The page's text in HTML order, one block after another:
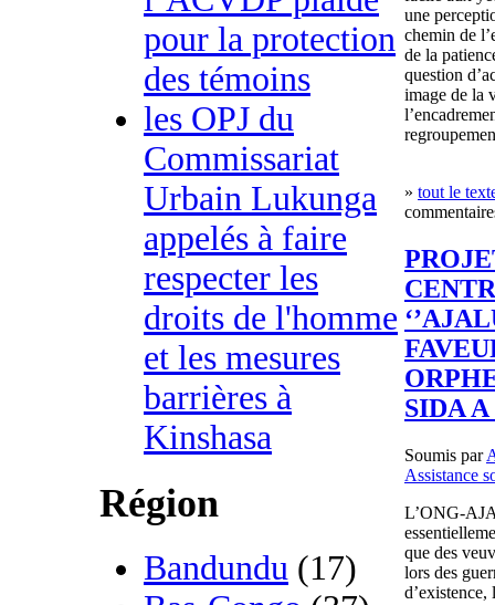
pour la protection
des témoins
les OPJ du
Commissariat
Urbain Lukunga
appelés à faire
respecter les
droits de l'homme
et les mesures
barrières à
Kinshasa
Région
Bandundu (17)
une
chemin de
de la
question
image de la
» tout le
SIDA
Soumis par
Assistance
L’ONG-
que des
lors des